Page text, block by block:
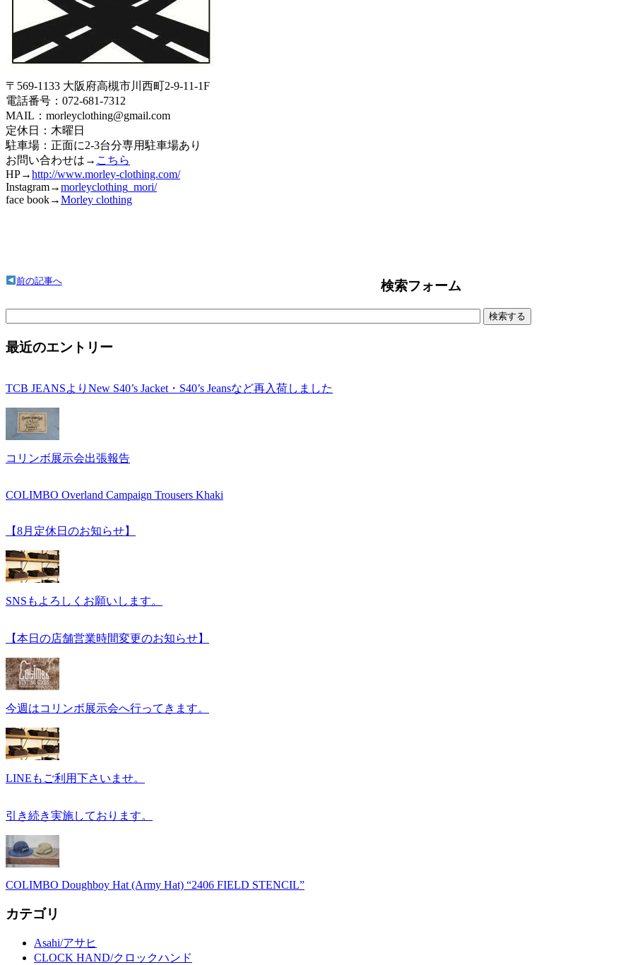
〒569-1133 大阪府高槻市川西町2-9-11-1F
電話番号：072-681-7312
MAIL：morleyclothing@gmail.com
定休日：木曜日
駐車場：正面に2-3台分専用駐車場あり
お問い合わせは→ こちら
HP→http://www.morley-clothing.com/
Instagram→morleyclothing_mori/
face book→Morley clothing
前の記事へ 検索フォーム
最近のエントリー
TCB JEANSよりNew S40’s Jacket・S40’s Jeansなど再入荷しました
コリンボ展示会出張報告
COLIMBO Overland Campaign Trousers Khaki
【8月定休日のお知らせ】
SNSもよろしくお願いします。
【本日の店舗営業時間変更のお知らせ】
今週はコリンボ展示会へ行ってきます。
LINEもご利用下さいませ。
引き続き実施しております。
COLIMBO Doughboy Hat (Army Hat) “2406 FIELD STENCIL”
カテゴリ
Asahi/アサヒ
CLOCK HAND/クロックハンド